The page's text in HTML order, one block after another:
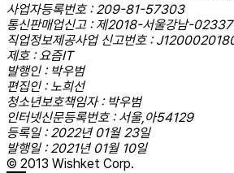
사업자등록번호 : 209-81-57303
통신판매업신고 : 제2018-서울강남-
직업정보제공사업 신고번호 :
제호 : 요즘IT
발행인 : 박우범
편집인 : 노희선
청소년보호책임자 : 박우범
인터넷신문등록번호 : 서울,아54129
등록일 : 2022년 01월 23일
발행일 : 2021년 01월 10일
© 2013 Wishket Corp.